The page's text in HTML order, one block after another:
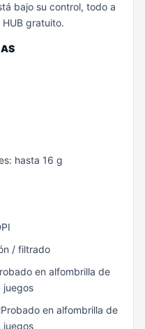
bajo su control, todo a
gratuito.
hasta 16 g
/ filtrado
en alfombrilla de
juegos
en alfombrilla de
juegos